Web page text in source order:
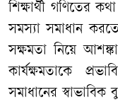
শিক্ষার্থী গণিতের
সমস্যা সমাধান
সক্ষমতা নিয়ে
কার্যক্ষমতাকে
সমাধানের